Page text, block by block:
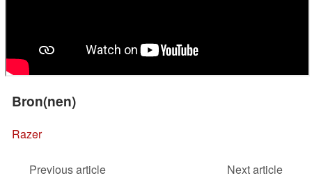
Bron(nen)
Razer
Previous article
Next article